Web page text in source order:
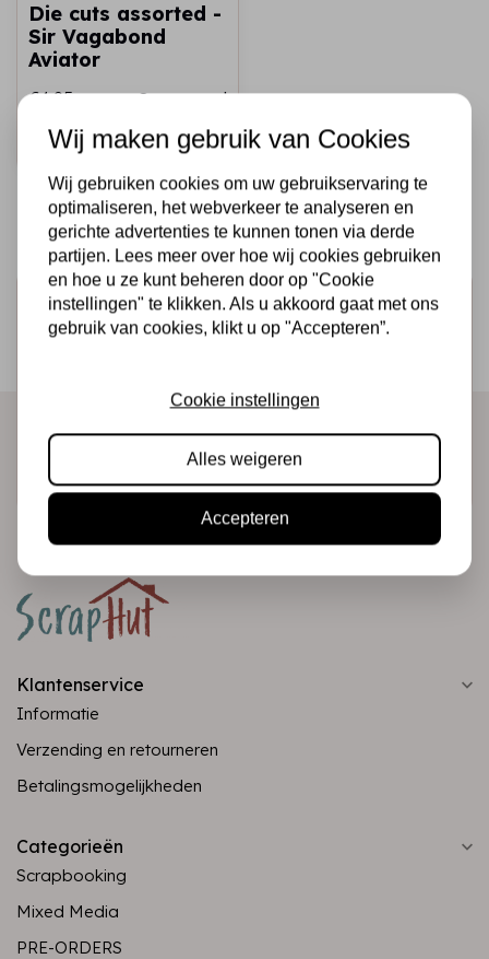
Die cuts assorted -
Sir Vagabond
Aviator
€4,95 Op voorraad
Snel toevoegen
Schrijf je in voor de nieuwsbrief
Ontvang als eerste onze actie en nieuwe producten
Klantenservice
Informatie
Verzending en retourneren
Betalingsmogelijkheden
Categorieën
Scrapbooking
Mixed Media
PRE-ORDERS
Wij maken gebruik van Cookies
Wij gebruiken cookies om uw gebruikservaring te
optimaliseren, het webverkeer te analyseren en
gerichte advertenties te kunnen tonen via derde
partijen. Lees meer over hoe wij cookies gebruiken
en hoe u ze kunt beheren door op "Cookie
instellingen" te klikken. Als u akkoord gaat met ons
gebruik van cookies, klikt u op "Accepteren”.
Cookie instellingen
Alles weigeren
Accepteren